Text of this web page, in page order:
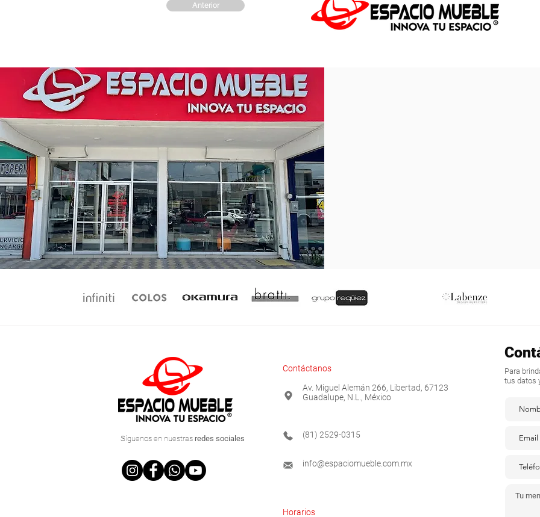
Anterior
Síguenos en nuestras redes sociales
Contáctanos
Av. Miguel Alemán 266, Libertad, 67123
Guadalupe, N.L., México
(81) 2529-0315
info@espaciomueble.com.mx
Horarios
Para
tus datos